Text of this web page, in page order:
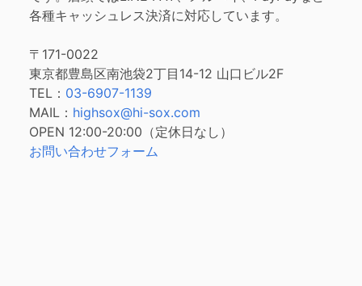
各種キャッシュレス決済に対応しています。
〒171-0022
東京都豊島区南池袋2丁目14-12 山口ビル2F
TEL： 03-6907-1139
MAIL： highsox@hi-sox.com
OPEN 12:00-20:00（定休日なし）
お問い合わせフォーム